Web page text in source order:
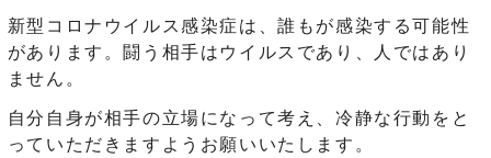
新型コロナウイルス感染症は、誰もが感染する可能性
があります。闘う相手はウイルスであり、人ではあり
ません。
自分自身が相手の立場になって考え、冷静な行動をと
っていただきますようお願いいたします。